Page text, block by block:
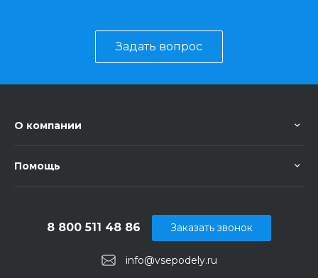
Задать вопрос
О компании
Помощь
info@vsepodely.ru
8 800 511 48 86 Заказать звонок